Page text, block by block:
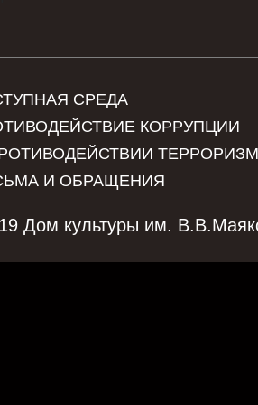
СРЕДА
КОРРУПЦИИ
И ОБРАЩЕНИЯ
Дом культуры им.